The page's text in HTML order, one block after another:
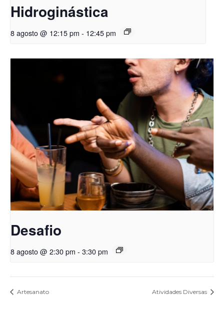
Hidroginástica
8 agosto @ 12:15 pm - 12:45 pm
Desafio
8 agosto @ 2:30 pm - 3:30 pm
Artesanato Atividades Diversas